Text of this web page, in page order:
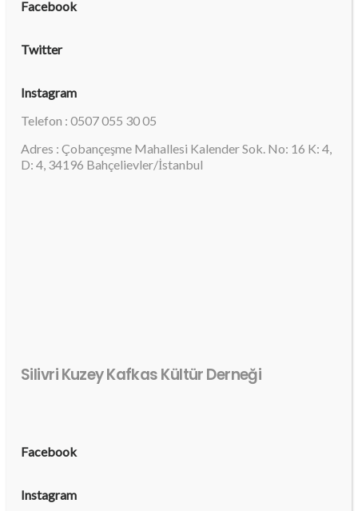
Facebook
Twitter
Instagram
Telefon : 0507 055 30 05
Adres : Çobançeşme Mahallesi Kalender Sok. No: 16 K: 4,
D: 4, 34196 Bahçelievler/İstanbul
Silivri Kuzey Kafkas Kültür Derneği
Facebook
Instagram